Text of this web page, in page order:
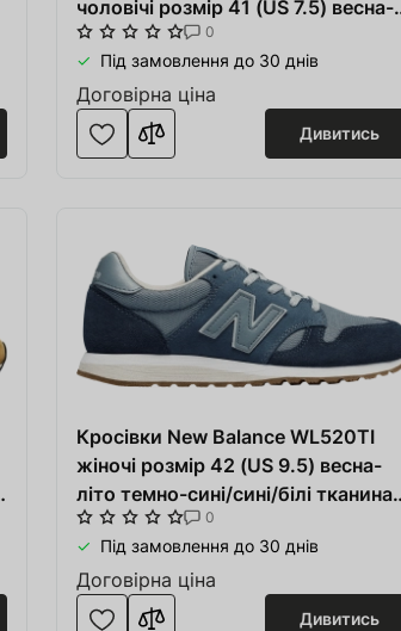
чоловічі розмір 41 (US 7.5) весна-
літо бежеві/білі шкіра/тканина
0
Під замовлення до 30 днів
Договірна ціна
Дивитись
Кросівки New Balance WL520TI
жіночі розмір 42 (US 9.5) весна-
літо темно-сині/сині/білі тканина/
шкіра
0
Під замовлення до 30 днів
Договірна ціна
Дивитись